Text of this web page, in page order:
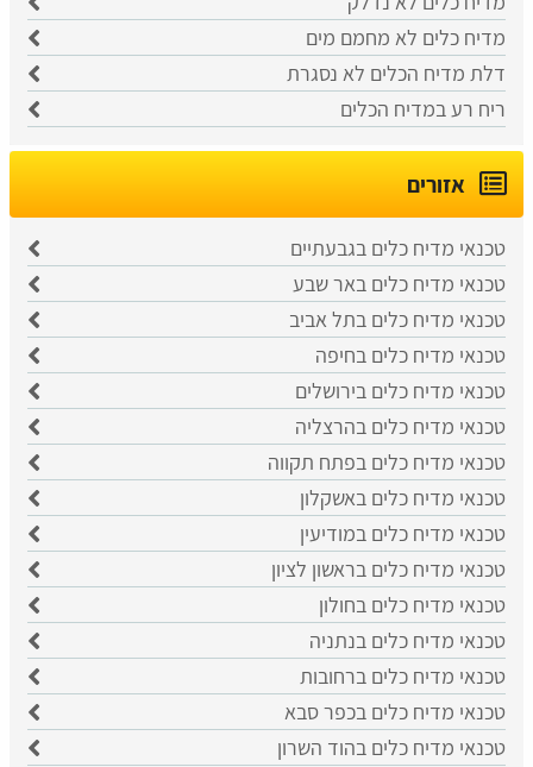
מדיח כלים לא מחמם מים
דלת מדיח הכלים לא נסגרת
ריח רע במדיח הכלים
אזורים
טכנאי מדיח כלים בגבעתיים
טכנאי מדיח כלים באר שבע
טכנאי מדיח כלים בתל אביב
טכנאי מדיח כלים בחיפה
טכנאי מדיח כלים בירושלים
טכנאי מדיח כלים בהרצליה
טכנאי מדיח כלים בפתח תקווה
טכנאי מדיח כלים באשקלון
טכנאי מדיח כלים במודיעין
טכנאי מדיח כלים בראשון לציון
טכנאי מדיח כלים בחולון
טכנאי מדיח כלים בנתניה
טכנאי מדיח כלים ברחובות
טכנאי מדיח כלים בכפר סבא
טכנאי מדיח כלים בהוד השרון